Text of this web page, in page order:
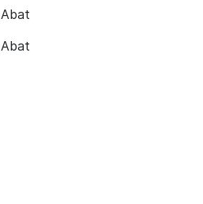
Abat
Abat